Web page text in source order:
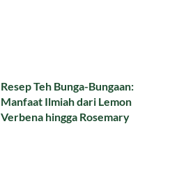
Resep Teh Bunga-Bungaan:
Manfaat Ilmiah dari Lemon
Verbena hingga Rosemary